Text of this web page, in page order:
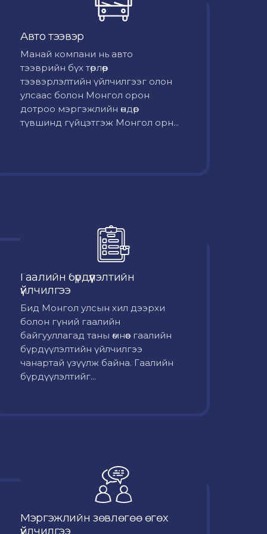
Авто тээвэр
Mанай компани нь авто
тээврийн бүх төрлөөр
тээвэрлэлтийн үйлчилгээг олон
улсаас болон Монгол орон
дотроо мэргэжлийн өндөр
түвшинд гүйцэтгэж Монгол орн...
Гаалийн бүрдүүлэлтийн
үйлчилгээ
Бид Монгол улсын хил дээрхи
болон гүний гаалийн
байгууллагад таны өмнөөс гаалийн
бүрдүүлэлтийн үйлчилгээ
чанартай үзүүлж байна. Гаалийн
бүрдүүлэлтийг...
Мэргэжлийн зөвлөгөө өгөх
үйлчилгээ